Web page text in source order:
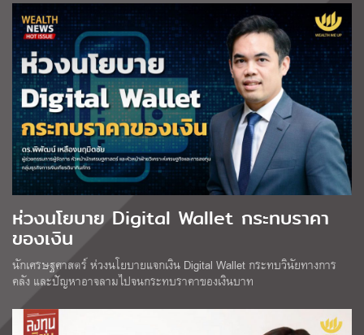
ห่วงนโยบาย Digital Wallet กระทบราคา
ของเงิน
นักเศรษฐศาสตร์ ห่วงนโยบายแจกเงิน Digital Wallet กระทบวินัยทางการ
คลัง และปัญหาอาจลามไปจนกระทบราคาของเงินบาท